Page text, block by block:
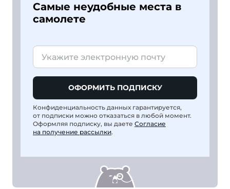
Самые неудобные места в
самолете
ОФОРМИТЬ ПОДПИСКУ
Конфиденциальность данных гарантируется,
от подписки можно отказаться в любой момент.
Оформляя подписку, вы даете Согласие
на получение рассылки.